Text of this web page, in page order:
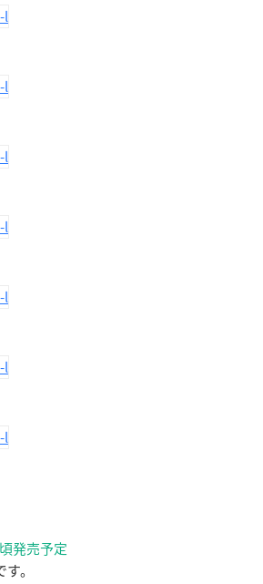
発売予定
す。